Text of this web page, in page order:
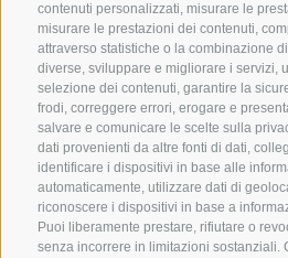
contenuti personalizzati, misurare le
misurare le prestazioni dei contenuti,
attraverso statistiche o la combinazione
diverse, sviluppare e migliorare i servizi,
selezione dei contenuti, garantire la
frodi, correggere errori, erogare e
salvare e comunicare le scelte sulla
dati provenienti da altre fonti di dati,
identificare i dispositivi in base alle
automaticamente, utilizzare dati di
riconoscere i dispositivi in base a
Puoi liberamente prestare, rifiutare o
senza incorrere in limitazioni sostanziali.
METEO
OPUSCOLO
DELL’HOTEL